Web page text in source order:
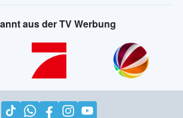
aus der TV Werbung